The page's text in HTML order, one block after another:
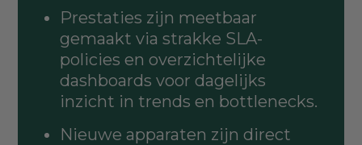
Prestaties zijn meetbaar
gemaakt via strakke SLA-
policies en overzichtelijke
dashboards voor dagelijks
inzicht in trends en bottlenecks.
Nieuwe apparaten zijn direct